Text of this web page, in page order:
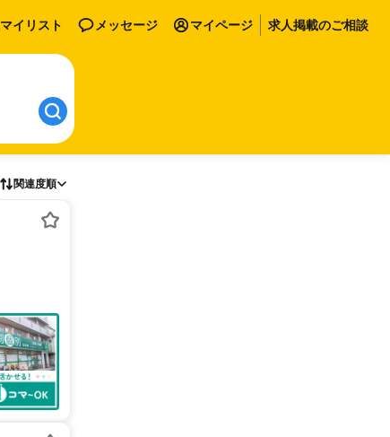
マイリスト メッセージ マイページ 求人掲載のご相談
関連度順